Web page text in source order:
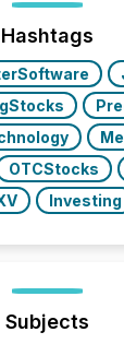
by
Hashtags
OTCStocks
Investing
Subjects